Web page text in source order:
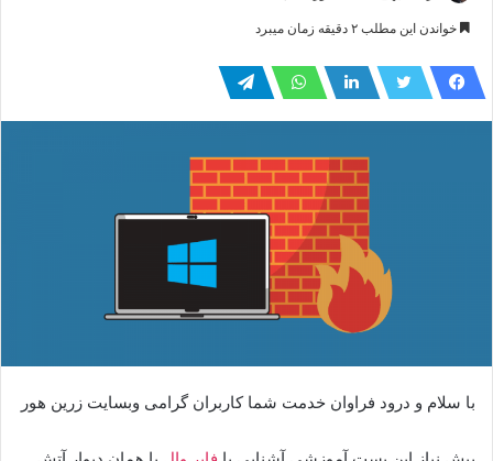
خواندن این مطلب ۲ دقیقه زمان میبرد
با سلام و درود فراوان خدمت شما کاربران گرامی وبسایت زرین هور